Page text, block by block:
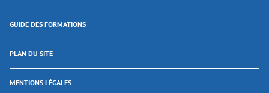
GUIDE DES FORMATIONS
PLAN DU SITE
MENTIONS LÉGALES